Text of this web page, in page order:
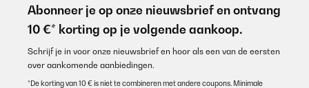
verarbeitet und funktioniert insgesamt zuverlässig. Der
Zapfvorgang klappt sauber, das Bier läuft mit schönem Schaum
– ideal für Partys oder gemütliche Abende.Einziger Nachteil: Die
Kühlung dauert relativ lange. Wenn das Fass nicht vorgekühlt ist,
braucht die Anlage einiges an Zeit, um die richtige
Trinktemperatur zu erreichen. Wer gut plant oder das Fass vorher
kühlt, hat damit aber kein Problem.
Abonneer je op onze nieuwsbrief en ontvang
10 €* korting op je volgende aankoop.
Schrijf je in voor onze nieuwsbrief en hoor als een van de eersten
over aankomende aanbiedingen.
*De korting van 10 € is niet te combineren met andere coupons. Minimale